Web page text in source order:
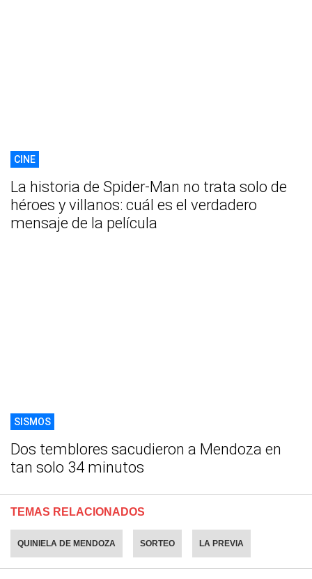
CINE
La historia de Spider-Man no trata solo de
héroes y villanos: cuál es el verdadero
mensaje de la película
SISMOS
Dos temblores sacudieron a Mendoza en
tan solo 34 minutos
TEMAS RELACIONADOS
QUINIELA DE MENDOZA SORTEO LA PREVIA